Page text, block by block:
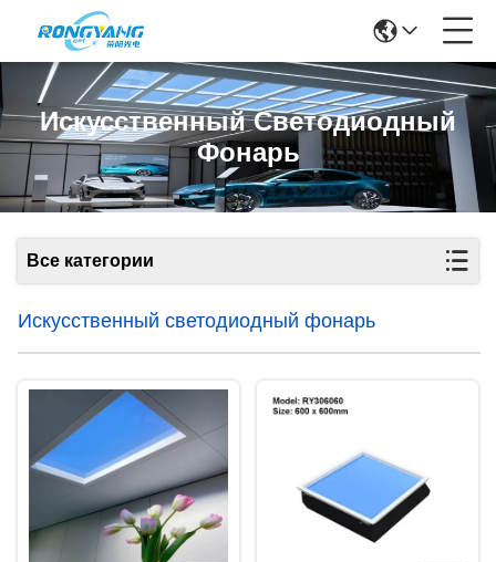
Искусственный Светодиодный
Фонарь
Все категории
Искусственный светодиодный фонарь